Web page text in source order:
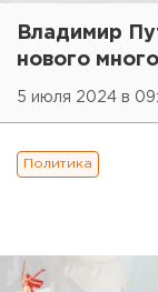
Владимир
нового
5 июля 2024 в
Политика